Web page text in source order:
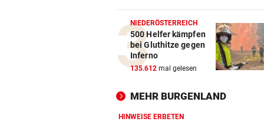
NIEDERÖSTERREICH
500 Helfer kämpfen
bei Gluthitze gegen
Inferno
135.612 mal gelesen
MEHR BURGENLAND
HINWEISE ERBETEN